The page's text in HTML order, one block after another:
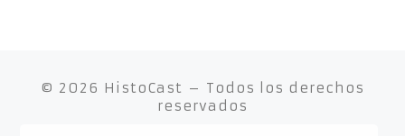
© 2026 HistoCast – Todos los derechos
reservados